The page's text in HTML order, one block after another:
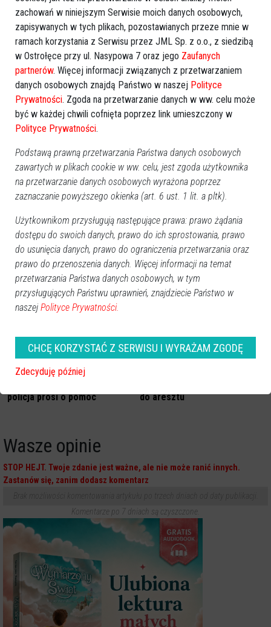
Zobacz również
Skradzione w Niemczech
przyczepy znaleziono pod
Podpalił auto i zniszczył
16-letni ostrołęczanin
zatrzymany w nocy z
narkotykami
Dyrektor z Pekpolu
aresztowany. Firma mogła
ponieść ogromne straty
policja prosi o pomoc
do aresztu
Wasze opinie
STOP HEJT. Twoje zdanie jest ważne, ale nie może ranić innych.
Zastanów się, zanim dodasz komentarz
Komentarze po 7 dniach są czyszczone.
zachowań w niniejszym Serwisie moich danych osobowych,
zapisywanych w tych plikach, pozostawianych przeze mnie w
ramach korzystania z Serwisu przez JML Sp. z o.o., z siedzibą
w Ostrołęce przy ul. Nasypowa 7 oraz jego Zaufanych
partnerów. Więcej informacji związanych z przetwarzaniem
danych osobowych znajdą Państwo w naszej Polityce
Prywatności. Zgoda na przetwarzanie danych w ww. celu może
być w każdej chwili cofnięta poprzez link umieszczony w
Polityce Prywatności.
Podstawą prawną przetwarzania Państwa danych osobowych
zawartych w plikach cookie w ww. celu, jest zgoda użytkownika
na przetwarzanie danych osobowych wyrażona poprzez
zaznaczanie powyższego okienka (art. 6 ust. 1 lit. a pltk).
Użytkownikom przysługują następujące prawa: prawo żądania
dostępu do swoich danych, prawo do ich sprostowania, prawo
do usunięcia danych, prawo do ograniczenia przetwarzania oraz
prawo do przenoszenia danych. Więcej informacji na temat
przetwarzania Państwa danych osobowych, w tym
przysługujących Państwu uprawnień, znajdziecie Państwo w
naszej Polityce Prywatności.
CHCĘ KORZYSTAĆ Z SERWISU I WYRAŻAM ZGODĘ
Zdecyduję później